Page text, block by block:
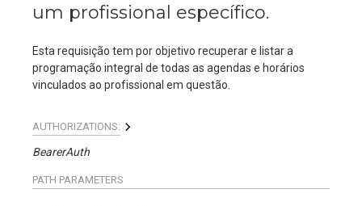
um profissional específico.
Esta requisição tem por objetivo recuperar e listar a
programação integral de todas as agendas e horários
vinculados ao profissional em questão.
AUTHORIZATIONS:
BearerAuth
PATH PARAMETERS